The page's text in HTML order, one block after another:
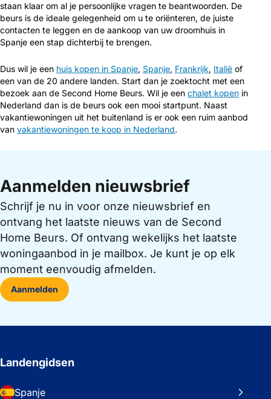
staan klaar om al je persoonlijke vragen te beantwoorden. De
beurs is de ideale gelegenheid om u te oriënteren, de juiste
contacten te leggen en de aankoop van uw droomhuis in
Spanje een stap dichterbij te brengen.
Dus wil je een huis kopen in Spanje, Spanje, Frankrijk, Italië of
een van de 20 andere landen. Start dan je zoektocht met een
bezoek aan de Second Home Beurs. Wil je een chalet kopen in
Nederland dan is de beurs ook een mooi startpunt. Naast
vakantiewoningen uit het buitenland is er ook een ruim aanbod
van vakantiewoningen te koop in Nederland.
Aanmelden nieuwsbrief
Schrijf je nu in voor onze nieuwsbrief en
ontvang het laatste nieuws van de Second
Home Beurs. Of ontvang wekelijks het laatste
woningaanbod in je mailbox. Je kunt je op elk
moment eenvoudig afmelden.
Aanmelden
Landengidsen
Spanje